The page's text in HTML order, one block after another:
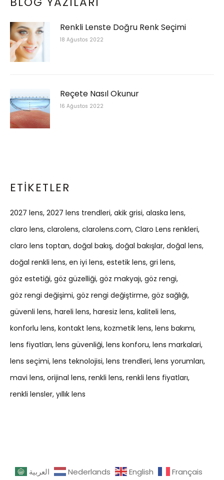
Renkli Lenste Doğru Renk Seçimi
18 Ağustos 2022
Reçete Nasıl Okunur
16 Ağustos 2022
ETIKETLER
2027 lens 2027 lens trendleri akik grisi alaska lens
claro lens clarolens clarolens.com Claro Lens renkleri
claro lens toptan doğal bakış doğal bakışlar doğal lens
doğal renkli lens en iyi lens estetik lens gri lens
göz estetiği göz güzelliği göz makyajı göz rengi
göz rengi değişimi göz rengi değiştirme göz sağlığı
güvenli lens hareli lens haresiz lens kaliteli lens
konforlu lens kontakt lens kozmetik lens lens bakımı
lens fiyatları lens güvenliği lens konforu lens markalari
lens seçimi lens teknolojisi lens trendleri lens yorumları
mavi lens orijinal lens renkli lens renkli lens fiyatları
renkli lensler yıllık lens
العربية Nederlands English
Français